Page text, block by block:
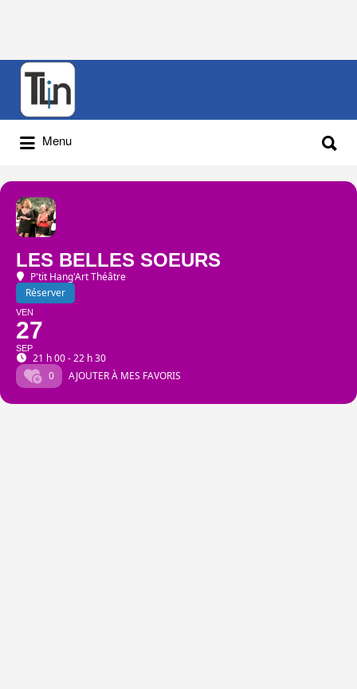
Rechercher
Menu
LES BELLES SOEURS
P'tit Hang'Art Théâtre
Réserver
VEN
27
SEP
21 h 00 - 22 h 30
0
AJOUTER À MES FAVORIS